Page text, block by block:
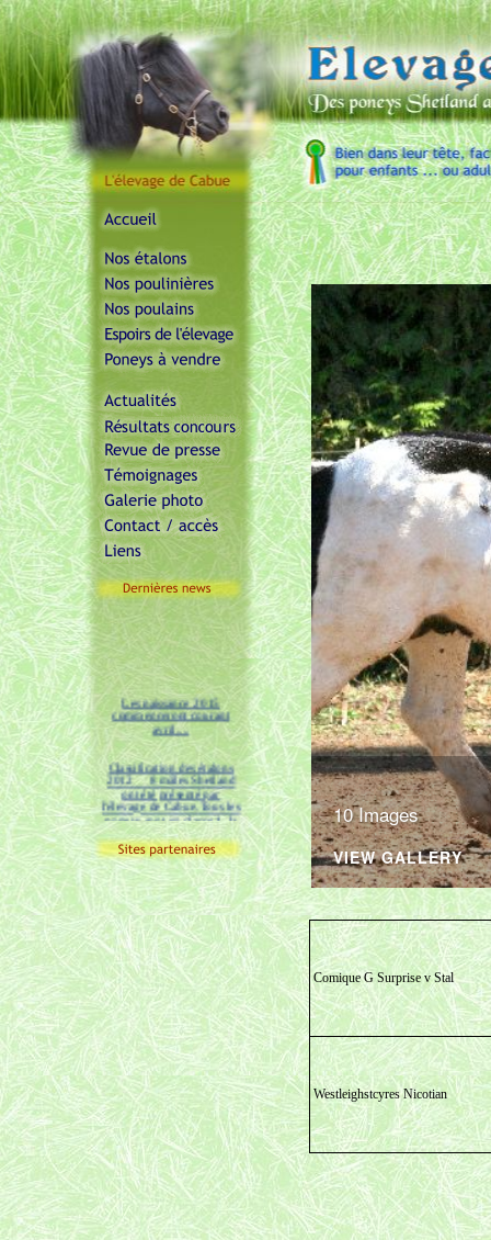
Les naissance 2015
commenceront courant
avril....
Classification des étalons
2012 8 mâles Shetland
ont été présenté par
l'élevage de Cabue.Tous les
poneys sont en classe 1, la
plus élevée. Les notes sur
20 sont en plus très
honorables.
L'Elevage de Cabue
pr�sentera de nouveaux
candidats �talons Shetland
� la classification 2015
10 Images
VIEW GALLERY
Comique G Surprise v Stal
Westleighstcyres Nicotian